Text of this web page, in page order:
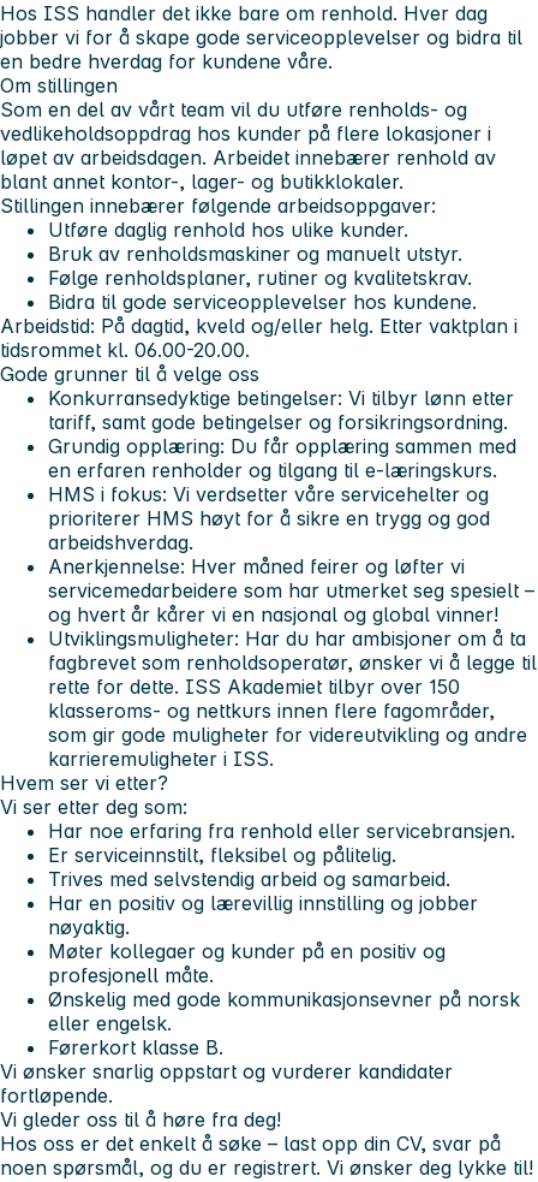
Hos ISS handler det ikke bare om renhold. Hver dag
jobber vi for å skape gode serviceopplevelser og bidra til
en bedre hverdag for kundene våre.
Om stillingen
Som en del av vårt team vil du utføre renholds- og
vedlikeholdsoppdrag hos kunder på flere lokasjoner i
løpet av arbeidsdagen. Arbeidet innebærer renhold av
blant annet kontor-, lager- og butikklokaler.
Stillingen innebærer følgende arbeidsoppgaver:
Utføre daglig renhold hos ulike kunder.
Bruk av renholdsmaskiner og manuelt utstyr.
Følge renholdsplaner, rutiner og kvalitetskrav.
Bidra til gode serviceopplevelser hos kundene.
Arbeidstid: På dagtid, kveld og/eller helg. Etter vaktplan i
tidsrommet kl. 06.00-20.00.
Gode grunner til å velge oss
Konkurransedyktige betingelser: Vi tilbyr lønn etter
tariff, samt gode betingelser og forsikringsordning.
Grundig opplæring: Du får opplæring sammen med
en erfaren renholder og tilgang til e-læringskurs.
HMS i fokus: Vi verdsetter våre servicehelter og
prioriterer HMS høyt for å sikre en trygg og god
arbeidshverdag.
Anerkjennelse: Hver måned feirer og løfter vi
servicemedarbeidere som har utmerket seg spesielt –
og hvert år kårer vi en nasjonal og global vinner!
Utviklingsmuligheter: Har du har ambisjoner om å ta
fagbrevet som renholdsoperatør, ønsker vi å legge til
rette for dette. ISS Akademiet tilbyr over 150
klasseroms- og nettkurs innen flere fagområder,
som gir gode muligheter for videreutvikling og andre
karrieremuligheter i ISS.
Hvem ser vi etter?
Vi ser etter deg som:
Har noe erfaring fra renhold eller servicebransjen.
Er serviceinnstilt, fleksibel og pålitelig.
Trives med selvstendig arbeid og samarbeid.
Har en positiv og lærevillig innstilling og jobber
nøyaktig.
Møter kollegaer og kunder på en positiv og
profesjonell måte.
Ønskelig med gode kommunikasjonsevner på norsk
eller engelsk.
Førerkort klasse B.
Vi ønsker snarlig oppstart og vurderer kandidater
fortløpende.
Vi gleder oss til å høre fra deg!
Hos oss er det enkelt å søke – last opp din CV, svar på
noen spørsmål, og du er registrert. Vi ønsker deg lykke til!